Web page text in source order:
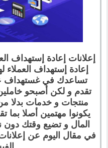
إعلانات إعادة إستهداف
إعادة إستهداف العملاء
تساعدك في غستهداف
تقدم و لكن أصبحو
منتجات و خدمات بدلا
يكونوا مهتمين أصلا بما
المال و تضيع وقتك
في مقال اليوم عن